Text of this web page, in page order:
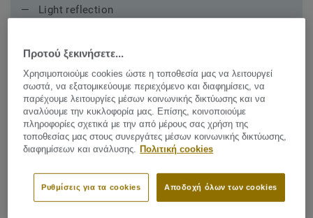
Light reflection
Προτεινόμενες συλλογές για
Private offices
Προτού ξεκινήσετε...
Χρησιμοποιούμε cookies ώστε η τοποθεσία μας να λειτουργεί
σωστά, να εξατομικεύουμε περιεχόμενο και διαφημίσεις, να
παρέχουμε λειτουργίες μέσων κοινωνικής δικτύωσης και να
αναλύουμε την κυκλοφορία μας. Επίσης, κοινοποιούμε
πληροφορίες σχετικά με την από μέρους σας χρήση της
τοποθεσίας μας στους συνεργάτες μέσων κοινωνικής δικτύωσης,
διαφημίσεων και ανάλυσης. Πολιτική cookies
Αποδοχή όλων των cookies
Ρυθμίσεις για τα cookies